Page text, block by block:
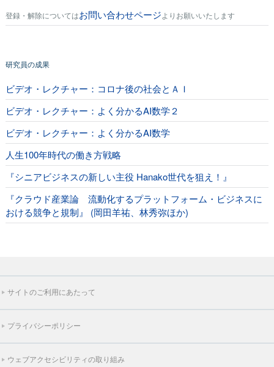
登録・解除についてはお問い合わせページよりお願いいたします
研究員の成果
ビデオ・レクチャー：コロナ後の社会とＡＩ
ビデオ・レクチャー：よく分かるAI数学２
ビデオ・レクチャー：よく分かるAI数学
人生100年時代の働き方戦略
『シニアビジネスの新しい主役 Hanako世代を狙え！』
『クラウド産業論 流動化するプラットフォーム・ビジネスに
おける競争と規制』 (岡田羊祐、林秀弥ほか)
サイトのご利用にあたって
プライバシーポリシー
ウェブアクセシビリティの取り組み